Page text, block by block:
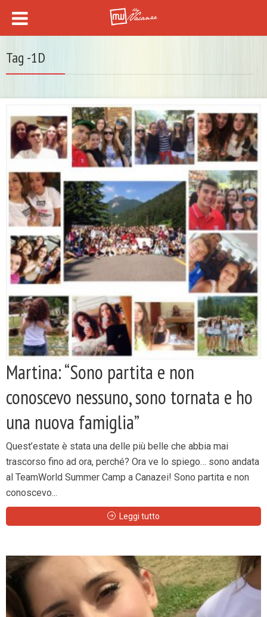
Tag -1D
Martina: “Sono partita e non
conoscevo nessuno, sono tornata e ho
una nuova famiglia”
Quest’estate è stata una delle più belle che abbia mai
trascorso fino ad ora, perché? Ora ve lo spiego… sono andata
al TeamWorld Summer Camp a Canazei! Sono partita e non
conoscevo...
Leggi tutto